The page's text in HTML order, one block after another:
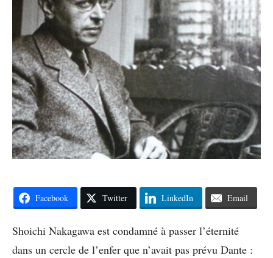
Facebook Twitter LinkedIn Email
Shoichi Nakagawa est condamné à passer l’éternité
dans un cercle de l’enfer que n’avait pas prévu Dante :